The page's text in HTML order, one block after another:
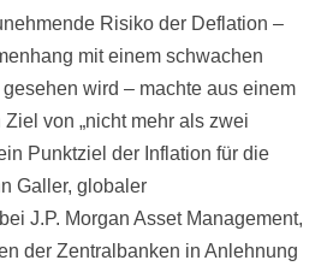
Risiko der Deflation –
mit einem schwachen
wird – machte aus einem
von „nicht mehr als zwei
Punktziel der Inflation für die
Galler, globaler
J.P. Morgan Asset Management,
der Zentralbanken in Anlehnung